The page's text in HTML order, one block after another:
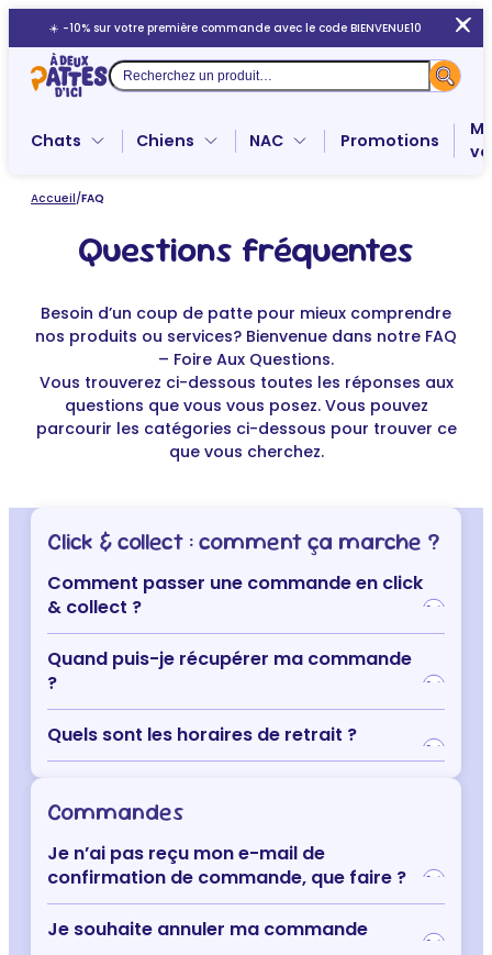
au
contenu
☀️ -10% sur votre première commande avec le code BIENVENUE10
Recherche
Chats Chiens NAC Promotions
Accueil/FAQ
Questions fréquentes
Besoin d’un coup de patte pour mieux comprendre
nos produits ou services? Bienvenue dans notre FAQ
– Foire Aux Questions.
Vous trouverez ci-dessous toutes les réponses aux
questions que vous vous posez. Vous pouvez
parcourir les catégories ci-dessous pour trouver ce
que vous cherchez.
Click & collect : comment ça marche ?
Comment passer une commande en click
& collect ?
Quand puis-je récupérer ma commande
?
Quels sont les horaires de retrait ?
Commandes
Je n’ai pas reçu mon e-mail de
confirmation de commande, que faire ?
Je souhaite annuler ma commande